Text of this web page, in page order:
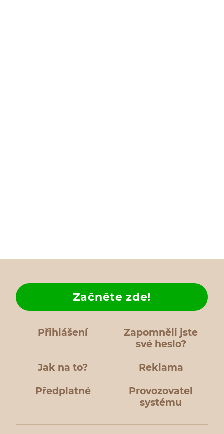
Přihlášení
Zapomněli jste
své heslo?
Jak na to?
Začněte zde!
Reklama
Předplatné
Provozovatel
systému